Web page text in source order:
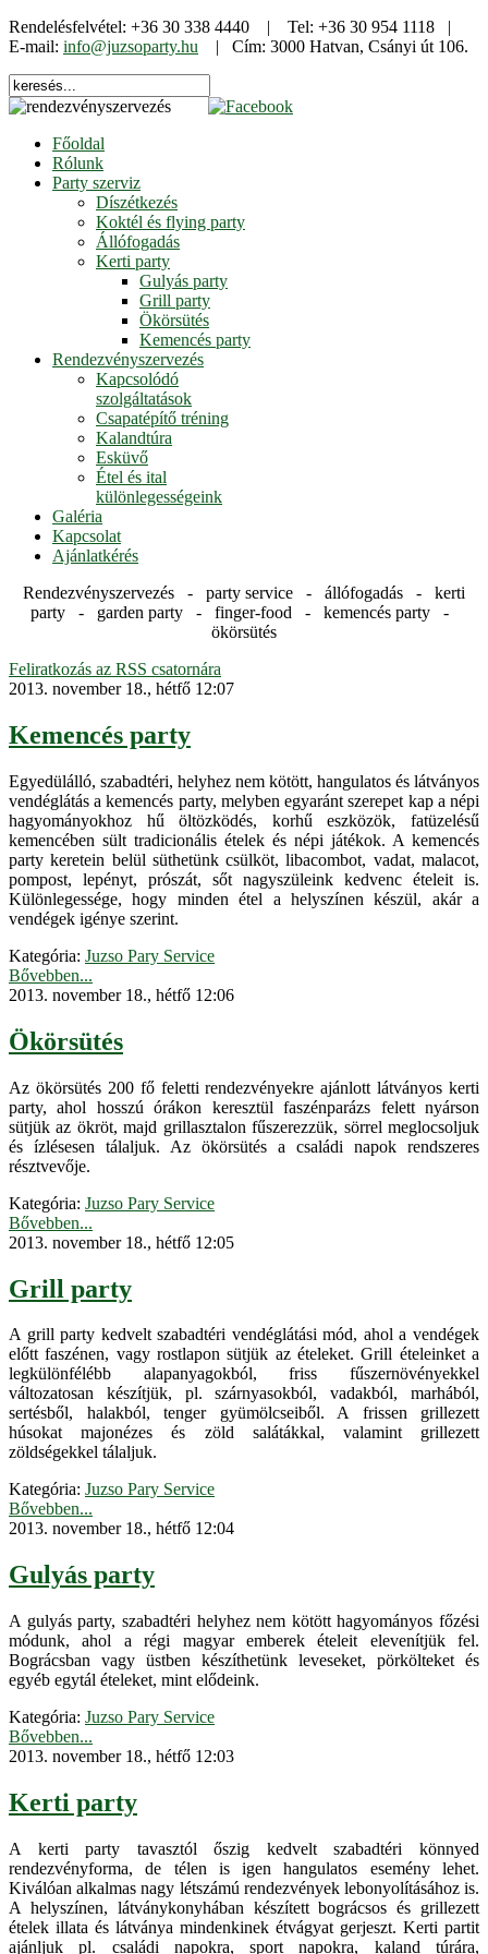
Rendelésfelvétel: +36 30 338 4440 | Tel: +36 30 954 1118 |
E-mail: info@juzsoparty.hu | Cím: 3000 Hatvan, Csányi út 106.
Főoldal
Rólunk
Party szerviz
Díszétkezés
Koktél és flying party
Állófogadás
Kerti party
Gulyás party
Grill party
Ökörsütés
Kemencés party
Rendezvényszervezés
Kapcsolódó
szolgáltatások
Csapatépítő tréning
Kalandtúra
Esküvő
Étel és ital
különlegességeink
Galéria
Kapcsolat
Ajánlatkérés
Rendezvényszervezés - party service - állófogadás - kerti
party - garden party - finger-food - kemencés party -
ökörsütés
Feliratkozás az RSS csatornára
2013. november 18., hétfő 12:07
Kemencés party
Egyedülálló, szabadtéri, helyhez nem kötött, hangulatos és látványos
vendéglátás a kemencés party, melyben egyaránt szerepet kap a népi
hagyományokhoz hű öltözködés, korhű eszközök, fatüzelésű
kemencében sült tradicionális ételek és népi játékok. A kemencés
party keretein belül süthetünk csülköt, libacombot, vadat, malacot,
pompost, lepényt, prószát, sőt nagyszüleink kedvenc ételeit is.
Különlegessége, hogy minden étel a helyszínen készül, akár a
vendégek igénye szerint.
Kategória: Juzso Pary Service
Bővebben...
2013. november 18., hétfő 12:06
Ökörsütés
Az ökörsütés 200 fő feletti rendezvényekre ajánlott látványos kerti
party, ahol hosszú órákon keresztül faszénparázs felett nyárson
sütjük az ökröt, majd grillasztalon fűszerezzük, sörrel meglocsoljuk
és ízlésesen tálaljuk. Az ökörsütés a családi napok rendszeres
résztvevője.
Kategória: Juzso Pary Service
Bővebben...
2013. november 18., hétfő 12:05
Grill party
A grill party kedvelt szabadtéri vendéglátási mód, ahol a vendégek
előtt faszénen, vagy rostlapon sütjük az ételeket. Grill ételeinket a
legkülönfélébb alapanyagokból, friss fűszernövényekkel
változatosan készítjük, pl. szárnyasokból, vadakból, marhából,
sertésből, halakból, tenger gyümölcseiből. A frissen grillezett
húsokat majonézes és zöld salátákkal, valamint grillezett
zöldségekkel tálaljuk.
Kategória: Juzso Pary Service
Bővebben...
2013. november 18., hétfő 12:04
Gulyás party
A gulyás party, szabadtéri helyhez nem kötött hagyományos főzési
módunk, ahol a régi magyar emberek ételeit elevenítjük fel.
Bográcsban vagy üstben készíthetünk leveseket, pörkölteket és
egyéb egytál ételeket, mint elődeink.
Kategória: Juzso Pary Service
Bővebben...
2013. november 18., hétfő 12:03
Kerti party
A kerti party tavasztól őszig kedvelt szabadtéri könnyed
rendezvényforma, de télen is igen hangulatos esemény lehet.
Kiválóan alkalmas nagy létszámú rendezvények lebonyolításához is.
A helyszínen, látványkonyhában készített bográcsos és grillezett
ételek illata és látványa mindenkinek étvágyat gerjeszt. Kerti partit
ajánljuk pl. családi napokra, sport napokra, kaland túrára,